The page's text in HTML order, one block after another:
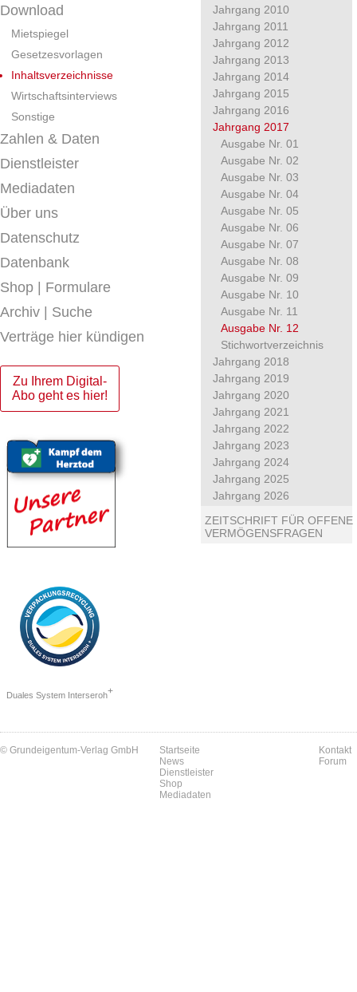
Download
Mietspiegel
Gesetzesvorlagen
Inhaltsverzeichnisse
Wirtschaftsinterviews
Sonstige
Zahlen & Daten
Dienstleister
Mediadaten
Über uns
Datenschutz
Datenbank
Shop | Formulare
Archiv | Suche
Verträge hier kündigen
Zu Ihrem Digital-
Abo geht es hier!
Duales System Interseroh+
Jahrgang 2010
Jahrgang 2011
Jahrgang 2012
Jahrgang 2013
Jahrgang 2014
Jahrgang 2015
Jahrgang 2016
Jahrgang 2017
Ausgabe Nr. 01
Ausgabe Nr. 02
Ausgabe Nr. 03
Ausgabe Nr. 04
Ausgabe Nr. 05
Ausgabe Nr. 06
Ausgabe Nr. 07
Ausgabe Nr. 08
Ausgabe Nr. 09
Ausgabe Nr. 10
Ausgabe Nr. 11
Ausgabe Nr. 12
Stichwortverzeichnis
Jahrgang 2018
Jahrgang 2019
Jahrgang 2020
Jahrgang 2021
Jahrgang 2022
Jahrgang 2023
Jahrgang 2024
Jahrgang 2025
Jahrgang 2026
ZEITSCHRIFT FÜR OFFENE
VERMÖGENSFRAGEN
© Grundeigentum-Verlag GmbH
Startseite
News
Dienstleister
Shop
Mediadaten
Kontakt
Forum